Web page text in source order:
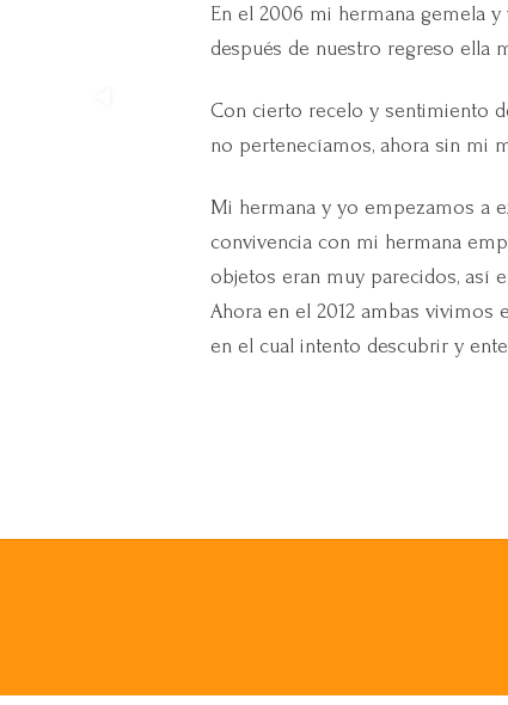
En el 2006 mi hermana gemela
después de nuestro regreso ella
Con cierto recelo y sentimiento
no pertenecíamos, ahora sin mi
Mi hermana y yo empezamos a
convivencia con mi hermana
objetos eran muy parecidos, así
Ahora en el 2012 ambas vivimos
en el cual intento descubrir y